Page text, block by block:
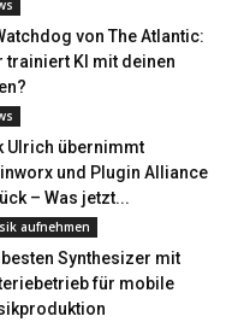
von The Atlantic:
trainiert KI mit deinen
Ulrich übernimmt
und Plugin Alliance
– Was jetzt...
aufnehmen
besten Synthesizer mit
für mobile